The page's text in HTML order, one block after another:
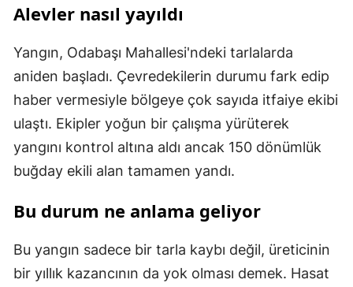
Alevler nasıl yayıldı
Yangın, Odabaşı Mahallesi'ndeki tarlalarda
aniden başladı. Çevredekilerin durumu fark edip
haber vermesiyle bölgeye çok sayıda itfaiye ekibi
ulaştı. Ekipler yoğun bir çalışma yürüterek
yangını kontrol altına aldı ancak 150 dönümlük
buğday ekili alan tamamen yandı.
Bu durum ne anlama geliyor
Bu yangın sadece bir tarla kaybı değil, üreticinin
bir yıllık kazancının da yok olması demek. Hasat